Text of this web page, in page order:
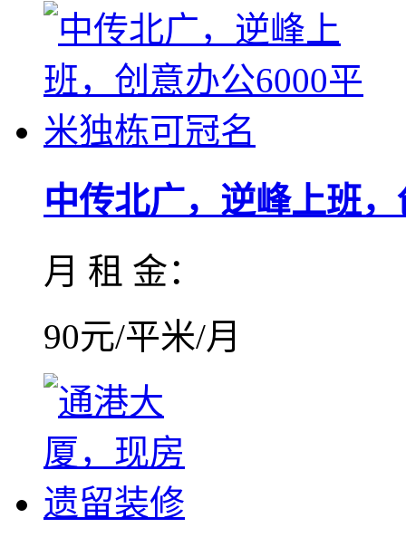
中传北广，逆峰上班
月 租 金：
90元/平米/月